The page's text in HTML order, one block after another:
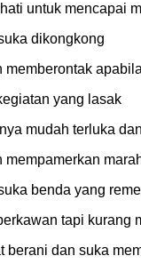
untuk mencapai
dikongkong
memberontak
yang lasak
mudah terluka
mempamerkan
benda yang
tapi kurang
berani dan suka